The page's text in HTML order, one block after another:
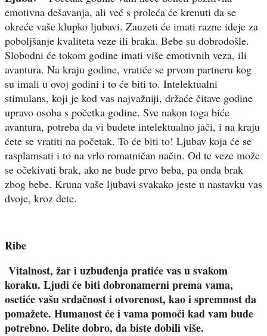
emotivna dešavanja, ali već s proleća će krenuti da se
okreće vaše klupko ljubavi. Zauzeti će imati razne ideje za
poboljšanje kvaliteta veze ili braka. Bebe su dobrodošle.
Slobodni će tokom godine imati više emotivnih veza, ili
avantura. Na kraju godine, vratiće se prvom partneru kog
su imali u ovoj godini i to će biti to. Intelektualni
stimulans, koji je kod vas najvažniji, držaće čitave godine
upravo osoba s početka godine. Sve nakon toga biće
avantura, potreba da vi budete intelektualno jači, i na kraju
ćete se vratiti na početak. To će biti to! Ljubav koja će se
rasplamsati i to na vrlo romatničan način. Od te veze može
se očekivati brak, ako ne bude prvo beba, pa onda brak
zbog bebe. Kruna vaše ljubavi svakako jeste u nastavku vas
dvoje, kroz dete.
Ribe
Vitalnost, žar i uzbuđenja pratiće vas u svakom
koraku. Ljudi će biti dobronamerni prema vama,
osetiće vašu srdačnost i otvorenost, kao i spremnost da
pomažete. Humanost će i vama pomoći kad vam bude
potrebno. Delite dobro, da biste dobili više.